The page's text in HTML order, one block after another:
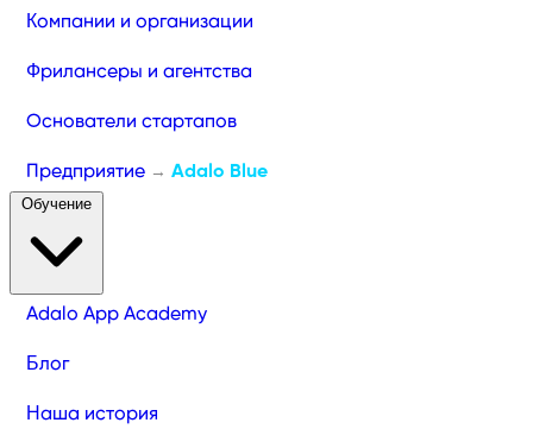
Компании и организации
Фрилансеры и агентства
Основатели стартапов
Предприятие → Adalo Blue
Adalo App Academy
Блог
Наша история